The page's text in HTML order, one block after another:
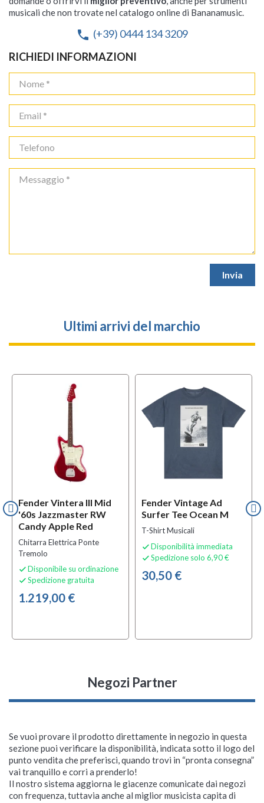
musicali che non trovate nel catalogo online di Bananamusic.
phone (+39) 0444 134 3209
RICHIEDI INFORMAZIONI
Ultimi arrivi del marchio
Fender Vintera III Mid
'60s Jazzmaster RW
Candy Apple Red
Chitarra Elettrica Ponte
Tremolo
 Disponibile su ordinazione
 Spedizione gratuita
1.219,00 €
Fender Vintage Ad
Surfer Tee Ocean M
T-Shirt Musicali
 Disponibilità immediata
 Spedizione solo 6,90 €
30,50 €
Negozi Partner
Se vuoi provare il prodotto direttamente in negozio in questa
sezione puoi verificare la disponibilità, indicata sotto il logo del
punto vendita che preferisci, quando trovi in “pronta consegna”
vai tranquillo e corri a prenderlo!
Il nostro sistema aggiorna le giacenze comunicate dai negozi
con frequenza, tuttavia anche al miglior musicista capita di